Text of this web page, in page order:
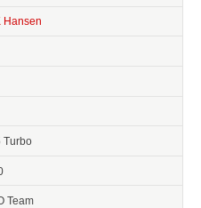
Hansen
Turbo
Team